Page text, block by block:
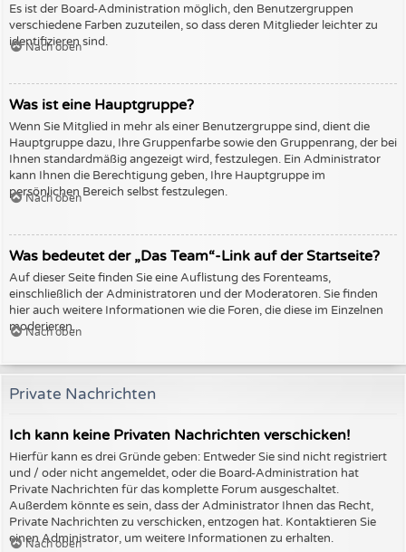
Es ist der Board-Administration möglich, den Benutzergruppen
verschiedene Farben zuzuteilen, so dass deren Mitglieder leichter zu
identifizieren sind.
Nach oben
Was ist eine Hauptgruppe?
Wenn Sie Mitglied in mehr als einer Benutzergruppe sind, dient die
Hauptgruppe dazu, Ihre Gruppenfarbe sowie den Gruppenrang, der bei
Ihnen standardmäßig angezeigt wird, festzulegen. Ein Administrator
kann Ihnen die Berechtigung geben, Ihre Hauptgruppe im
persönlichen Bereich selbst festzulegen.
Nach oben
Was bedeutet der „Das Team“-Link auf der Startseite?
Auf dieser Seite finden Sie eine Auflistung des Forenteams,
einschließlich der Administratoren und der Moderatoren. Sie finden
hier auch weitere Informationen wie die Foren, die diese im Einzelnen
moderieren.
Nach oben
Private Nachrichten
Ich kann keine Privaten Nachrichten verschicken!
Hierfür kann es drei Gründe geben: Entweder Sie sind nicht registriert
und / oder nicht angemeldet, oder die Board-Administration hat
Private Nachrichten für das komplette Forum ausgeschaltet.
Außerdem könnte es sein, dass der Administrator Ihnen das Recht,
Private Nachrichten zu verschicken, entzogen hat. Kontaktieren Sie
einen Administrator, um weitere Informationen zu erhalten.
Nach oben